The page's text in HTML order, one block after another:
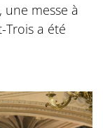
messe à
a été